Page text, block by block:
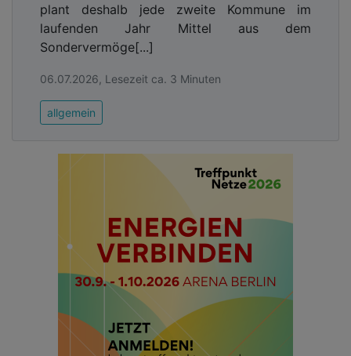
plant deshalb jede zweite Kommune im
laufenden Jahr Mittel aus dem
Sondervermöge[...]
06.07.2026, Lesezeit ca. 3 Minuten
allgemein